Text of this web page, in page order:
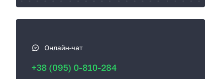
Онлайн-чат
+38 (095) 0-810-284